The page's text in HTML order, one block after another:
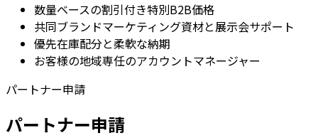
数量ベースの割引付き特別B2B価格
共同ブランドマーケティング資材と展示会サポート
優先在庫配分と柔軟な納期
お客様の地域専任のアカウントマネージャー
パートナー申請
パートナー申請